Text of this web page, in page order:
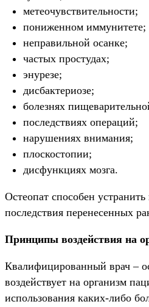
метеочувствительности;
пониженном иммунитете;
неправильной осанке;
частых простудах;
энурезе;
дисбактериозе;
болезнях
последствиях операций;
нарушениях внимания;
плоскостопии;
дисфункциях мозга.
Остеопат способен
последствия перенесенных
Принципы воздействия на
Квалифицированный врач –
воздействует на организм
использования каких-либо